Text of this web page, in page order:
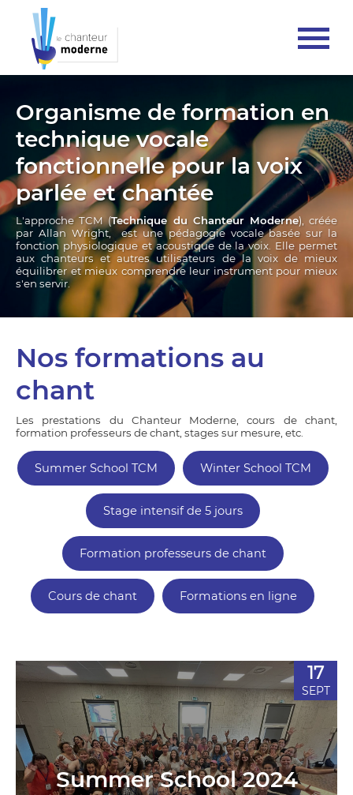
Organisme de formation en
technique vocale
fonctionnelle pour la voix
parlée et chantée
L'approche TCM (Technique du Chanteur Moderne), créée
par Allan Wright, est une pédagogie vocale basée sur la
fonction physiologique et acoustique de la voix. Elle permet
aux chanteurs et autres utilisateurs de la voix de mieux
équilibrer et mieux comprendre leur instrument pour mieux
s'en servir.
Nos formations au
chant
Les prestations du Chanteur Moderne, cours de chant,
formation professeurs de chant, stages sur mesure, etc.
Summer School TCM Winter School TCM
Stage intensif de 5 jours
Formation professeurs de chant
Cours de chant Formations en ligne
17
SEPT
Summer School 2024